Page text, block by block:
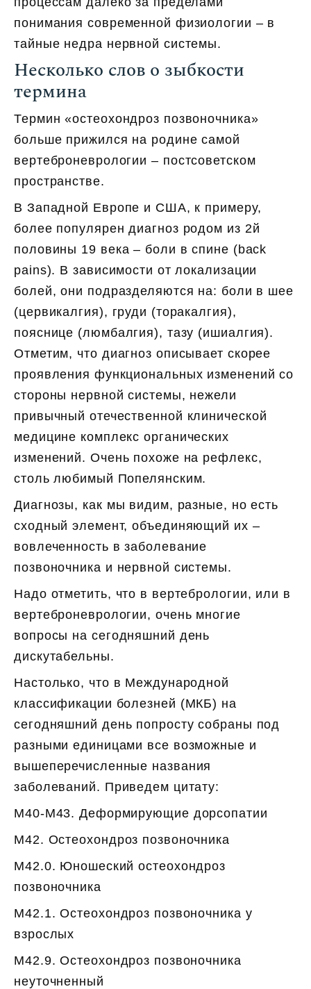
понимания современной физиологии – в
тайные недра нервной системы.
Несколько слов о зыбкости
термина
Термин «остеохондроз позвоночника»
больше прижился на родине самой
вертеброневрологии – постсоветском
пространстве.
В Западной Европе и США, к примеру,
более популярен диагноз родом из 2й
половины 19 века – боли в спине (back
pains). В зависимости от локализации
болей, они подразделяются на: боли в шее
(цервикалгия), груди (торакалгия),
пояснице (люмбалгия), тазу (ишиалгия).
Отметим, что диагноз описывает скорее
проявления функциональных изменений со
стороны нервной системы, нежели
привычный отечественной клинической
медицине комплекс органических
изменений. Очень похоже на рефлекс,
столь любимый Попелянским.
Диагнозы, как мы видим, разные, но есть
сходный элемент, объединяющий их –
вовлеченность в заболевание
позвоночника и нервной системы.
Надо отметить, что в вертебрологии, или в
вертеброневрологии, очень многие
вопросы на сегодняшний день
дискутабельны.
Настолько, что в Международной
классификации болезней (МКБ) на
сегодняшний день попросту собраны под
разными единицами все возможные и
вышеперечисленные названия
заболеваний. Приведем цитату:
M40-M43. Деформирующие дорсопатии
M42. Остеохондроз позвоночника
M42.0. Юношеский остеохондроз
позвоночника
M42.1. Остеохондроз позвоночника у
взрослых
M42.9. Остеохондроз позвоночника
неуточненный